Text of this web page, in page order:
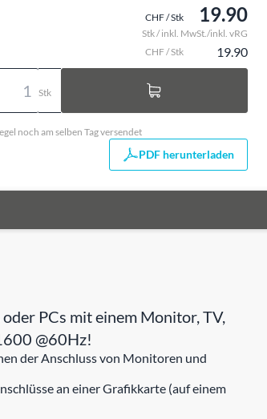
CHF / Stk 19.90
Stk / inkl. MwSt./inkl. vRG
CHF / Stk 19.90
Stk
noch am selben Tag versendet
PDF herunterladen
PCs mit einem Monitor, TV,
@60Hz!
der Anschluss von Monitoren und
an einer Grafikkarte (auf einem